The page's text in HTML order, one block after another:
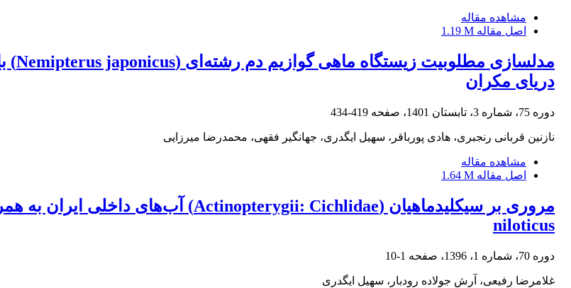
مشاهده مقاله
اصل مقاله 1.19 M
دریای مکران
دوره 75، شماره 3، تابستان 1401، صفحه 419-434
نازنین قربانی رنجبری، هادی پورباقر، سهیل ایگدری، جهانگیر فقهی، محمدرضا میرزایی
مشاهده مقاله
اصل مقاله 1.64 M
niloticus
دوره 70، شماره 1، 1396، صفحه 1-10
غلامرضا رفیعی، آرش جولاده رودبار، سهیل ایگدری